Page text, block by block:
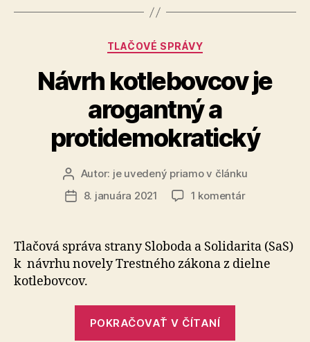
Kategórie
TLAČOVÉ SPRÁVY
Návrh kotlebovcov je
arogantný a
protidemokratický
Autor
článku
Autor: je uvedený priamo v článku
Dátum
8. januára 2021 1 komentárna
je
arogantný
a
Tlačová správa strany Sloboda a Solidarita (SaS)
k návrhu novely Trestného zákona z dielne
kotlebovcov.
POKRAČOVAŤ V ČÍTANÍ